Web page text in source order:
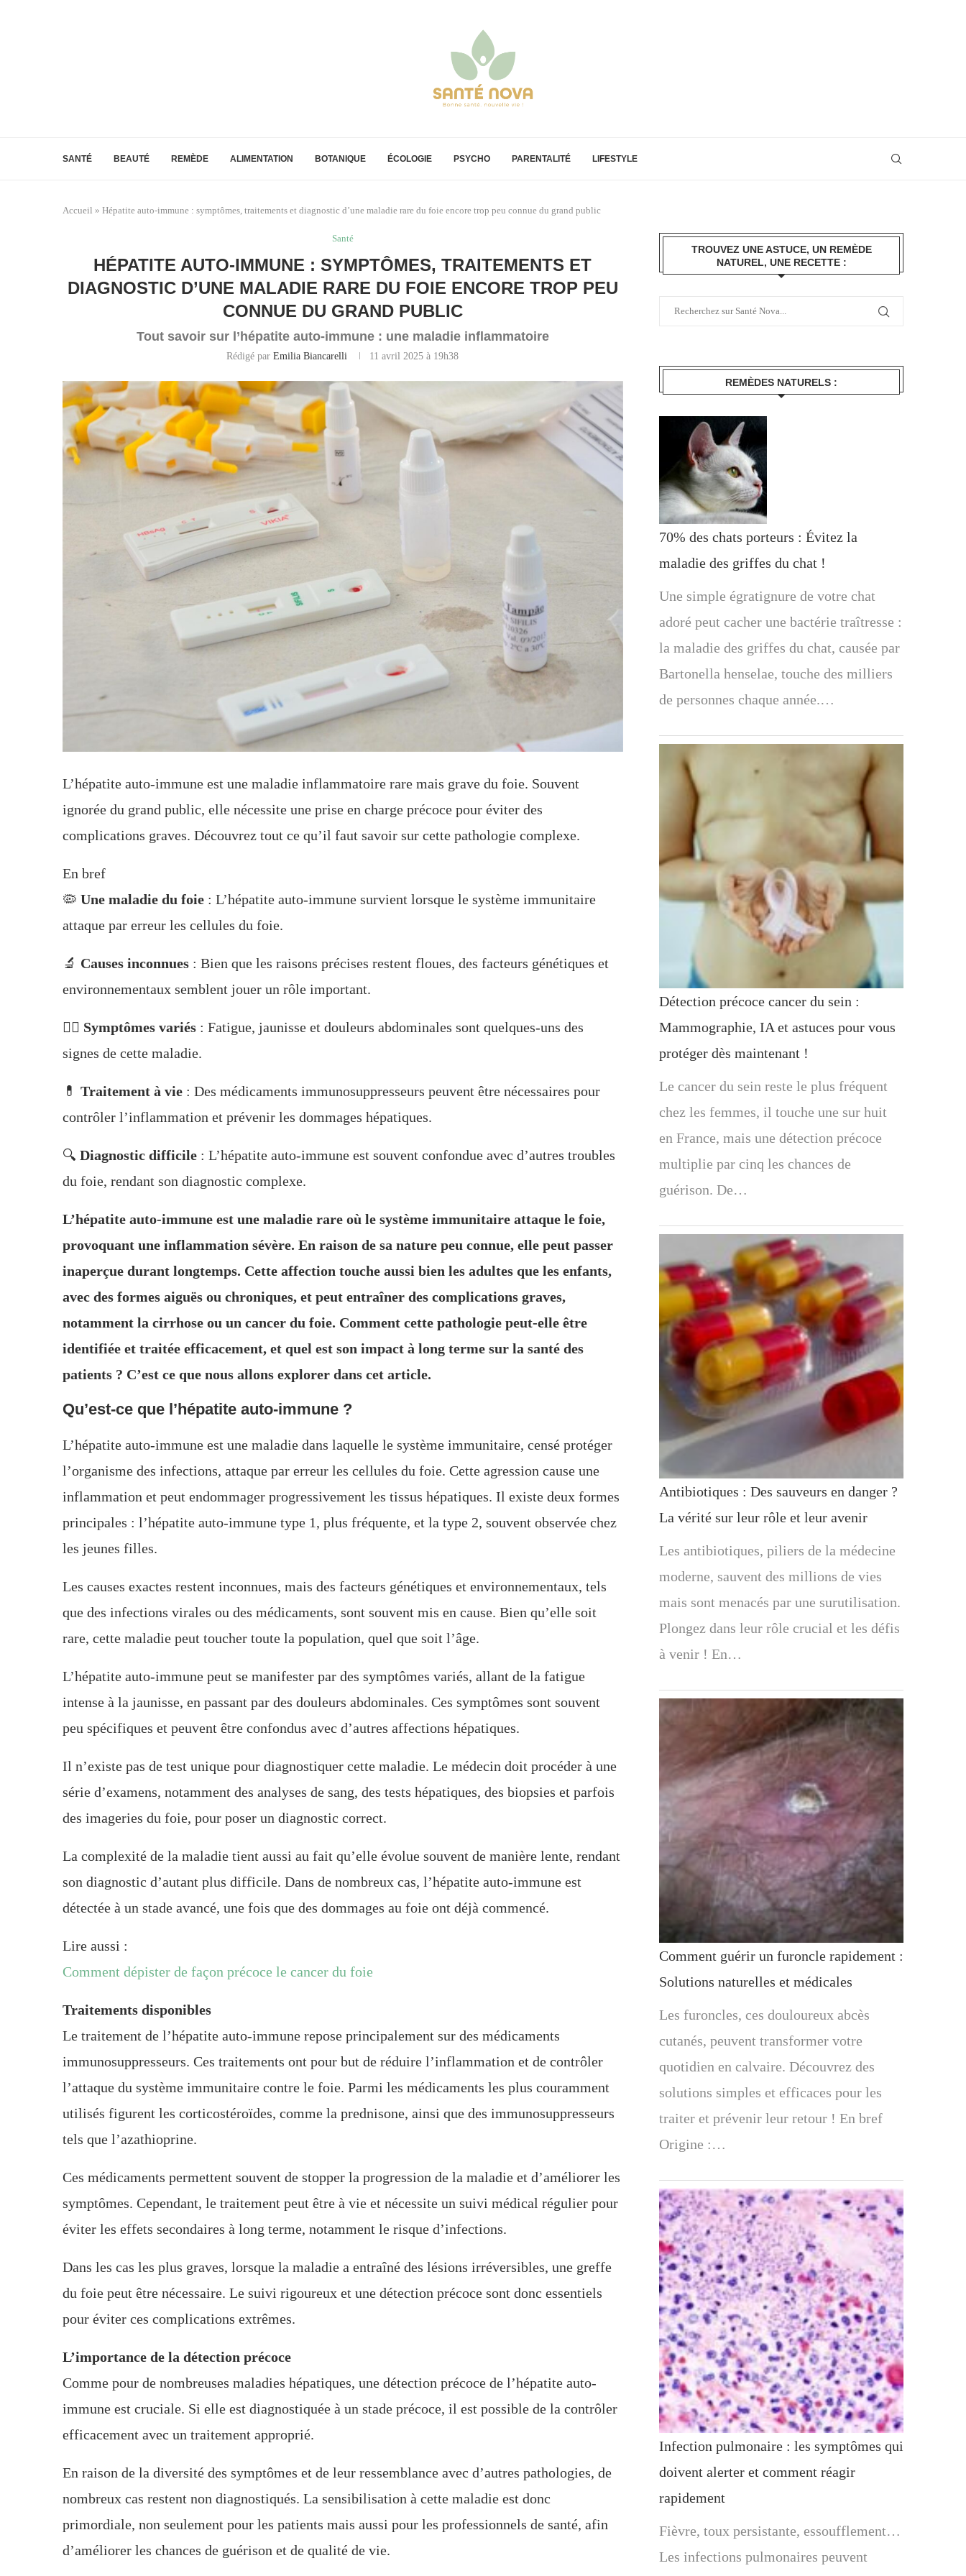
SANTÉ BEAUTÉ REMÈDE ALIMENTATION BOTANIQUE ÉCOLOGIE PSYCHO PARENTALITÉ LIFESTYLE
Accueil » Hépatite auto-immune : symptômes, traitements et diagnostic d’une maladie rare du foie encore trop peu connue du grand public
Santé
HÉPATITE AUTO-IMMUNE : SYMPTÔMES, TRAITEMENTS ET
DIAGNOSTIC D’UNE MALADIE RARE DU FOIE ENCORE TROP PEU
CONNUE DU GRAND PUBLIC
Tout savoir sur l’hépatite auto-immune : une maladie inflammatoire
Rédigé parEmilia Biancarelli 11 avril 2025 à 19h38
L’hépatite auto-immune est une maladie inflammatoire rare mais grave du foie. Souvent
ignorée du grand public, elle nécessite une prise en charge précoce pour éviter des
complications graves. Découvrez tout ce qu’il faut savoir sur cette pathologie complexe.
En bref
🦠 Une maladie du foie : L’hépatite auto-immune survient lorsque le système immunitaire
attaque par erreur les cellules du foie.
🔬 Causes inconnues : Bien que les raisons précises restent floues, des facteurs génétiques et
environnementaux semblent jouer un rôle important.
👩‍⚕️ Symptômes variés : Fatigue, jaunisse et douleurs abdominales sont quelques-uns des
signes de cette maladie.
💊 Traitement à vie : Des médicaments immunosuppresseurs peuvent être nécessaires pour
contrôler l’inflammation et prévenir les dommages hépatiques.
🔍 Diagnostic difficile : L’hépatite auto-immune est souvent confondue avec d’autres troubles
du foie, rendant son diagnostic complexe.
L’hépatite auto-immune est une maladie rare où le système immunitaire attaque le foie,
provoquant une inflammation sévère. En raison de sa nature peu connue, elle peut passer
inaperçue durant longtemps. Cette affection touche aussi bien les adultes que les enfants,
avec des formes aiguës ou chroniques, et peut entraîner des complications graves,
notamment la cirrhose ou un cancer du foie. Comment cette pathologie peut-elle être
identifiée et traitée efficacement, et quel est son impact à long terme sur la santé des
patients ? C’est ce que nous allons explorer dans cet article.
Qu’est-ce que l’hépatite auto-immune ?
L’hépatite auto-immune est une maladie dans laquelle le système immunitaire, censé protéger
l’organisme des infections, attaque par erreur les cellules du foie. Cette agression cause une
inflammation et peut endommager progressivement les tissus hépatiques. Il existe deux formes
principales : l’hépatite auto-immune type 1, plus fréquente, et la type 2, souvent observée chez
les jeunes filles.
Les causes exactes restent inconnues, mais des facteurs génétiques et environnementaux, tels
que des infections virales ou des médicaments, sont souvent mis en cause. Bien qu’elle soit
rare, cette maladie peut toucher toute la population, quel que soit l’âge.
L’hépatite auto-immune peut se manifester par des symptômes variés, allant de la fatigue
intense à la jaunisse, en passant par des douleurs abdominales. Ces symptômes sont souvent
peu spécifiques et peuvent être confondus avec d’autres affections hépatiques.
Il n’existe pas de test unique pour diagnostiquer cette maladie. Le médecin doit procéder à une
série d’examens, notamment des analyses de sang, des tests hépatiques, des biopsies et parfois
des imageries du foie, pour poser un diagnostic correct.
La complexité de la maladie tient aussi au fait qu’elle évolue souvent de manière lente, rendant
son diagnostic d’autant plus difficile. Dans de nombreux cas, l’hépatite auto-immune est
détectée à un stade avancé, une fois que des dommages au foie ont déjà commencé.
Lire aussi :
Comment dépister de façon précoce le cancer du foie
Traitements disponibles
Le traitement de l’hépatite auto-immune repose principalement sur des médicaments
immunosuppresseurs. Ces traitements ont pour but de réduire l’inflammation et de contrôler
l’attaque du système immunitaire contre le foie. Parmi les médicaments les plus couramment
utilisés figurent les corticostéroïdes, comme la prednisone, ainsi que des immunosuppresseurs
tels que l’azathioprine.
Ces médicaments permettent souvent de stopper la progression de la maladie et d’améliorer les
symptômes. Cependant, le traitement peut être à vie et nécessite un suivi médical régulier pour
éviter les effets secondaires à long terme, notamment le risque d’infections.
Dans les cas les plus graves, lorsque la maladie a entraîné des lésions irréversibles, une greffe
du foie peut être nécessaire. Le suivi rigoureux et une détection précoce sont donc essentiels
pour éviter ces complications extrêmes.
L’importance de la détection précoce
Comme pour de nombreuses maladies hépatiques, une détection précoce de l’hépatite auto-
immune est cruciale. Si elle est diagnostiquée à un stade précoce, il est possible de la contrôler
efficacement avec un traitement approprié.
En raison de la diversité des symptômes et de leur ressemblance avec d’autres pathologies, de
nombreux cas restent non diagnostiqués. La sensibilisation à cette maladie est donc
primordiale, non seulement pour les patients mais aussi pour les professionnels de santé, afin
d’améliorer les chances de guérison et de qualité de vie.
TROUVEZ UNE ASTUCE, UN REMÈDE
NATUREL, UNE RECETTE :
REMÈDES NATURELS :
70% des chats porteurs : Évitez la
maladie des griffes du chat !
Une simple égratignure de votre chat
adoré peut cacher une bactérie traîtresse :
la maladie des griffes du chat, causée par
Bartonella henselae, touche des milliers
de personnes chaque année.…
Détection précoce cancer du sein :
Mammographie, IA et astuces pour vous
protéger dès maintenant !
Le cancer du sein reste le plus fréquent
chez les femmes, il touche une sur huit
en France, mais une détection précoce
multiplie par cinq les chances de
guérison. De…
Antibiotiques : Des sauveurs en danger ?
La vérité sur leur rôle et leur avenir
Les antibiotiques, piliers de la médecine
moderne, sauvent des millions de vies
mais sont menacés par une surutilisation.
Plongez dans leur rôle crucial et les défis
à venir ! En…
Comment guérir un furoncle rapidement :
Solutions naturelles et médicales
Les furoncles, ces douloureux abcès
cutanés, peuvent transformer votre
quotidien en calvaire. Découvrez des
solutions simples et efficaces pour les
traiter et prévenir leur retour ! En bref
Origine :…
Infection pulmonaire : les symptômes qui
doivent alerter et comment réagir
rapidement
Fièvre, toux persistante, essoufflement…
Les infections pulmonaires peuvent